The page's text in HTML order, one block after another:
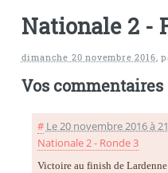
Nationale 2 -
dimanche 20 novembre 2016,
Vos commentaires
# Le 20 novembre 2016 à
Nationale 2 - Ronde 3
Victoire au finish de